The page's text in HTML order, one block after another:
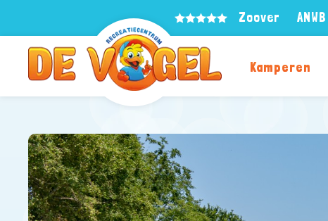
Zoover ANWB
Kamperen